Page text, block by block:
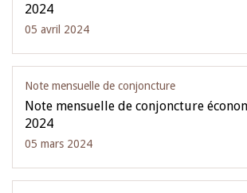
2024
05 avril 2024
Note mensuelle de conjoncture
Note mensuelle de conjoncture
2024
05 mars 2024